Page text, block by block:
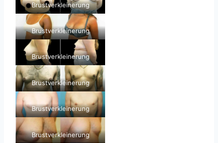
Brustverkleinerung
Brustverkleinerung
Brustverkleinerung
Brustverkleinerung
Brustverkleinerung
Brustverkleinerung